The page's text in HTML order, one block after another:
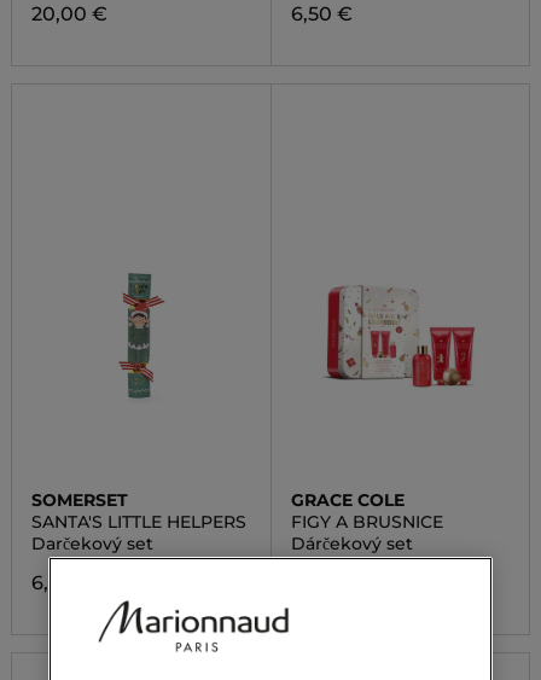
20,00 € 6,50 €
SOMERSET
SANTA'S LITTLE HELPERS
Darčekový set
6,50 €
GRACE COLE
FIGY A BRUSNICE
Dárčekový set